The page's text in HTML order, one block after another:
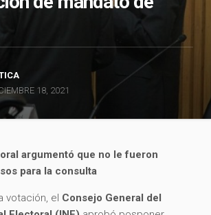
18, 2021
argumentó que no le fueron
para la consulta
votación, el Consejo General del